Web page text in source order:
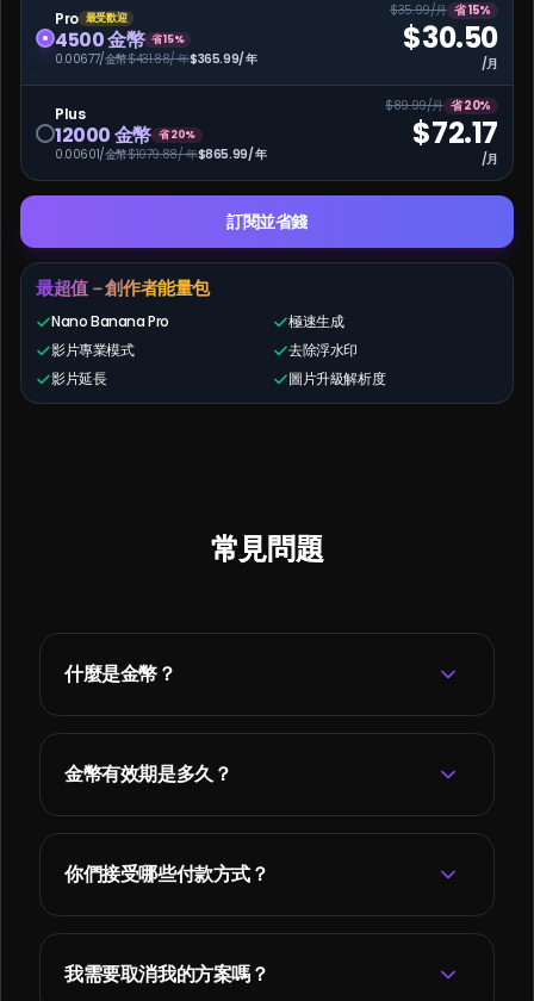
Pro 最受歡迎
4500 金幣 省 15%
0.00677/金幣$431.88/ 年$365.99/ 年
$35.99/月 省 15%
$30.50
/月
Plus
12000 金幣 省 20%
0.00601/金幣$1079.88/ 年$865.99/ 年
$89.99/月 省 20%
$72.17
/月
訂閱並省錢
最超值－創作者能量包
Nano Banana Pro
極速生成
影片專業模式
去除浮水印
影片延長
圖片升級解析度
常見問題
什麼是金幣？
金幣有效期是多久？
你們接受哪些付款方式？
我需要取消我的方案嗎？